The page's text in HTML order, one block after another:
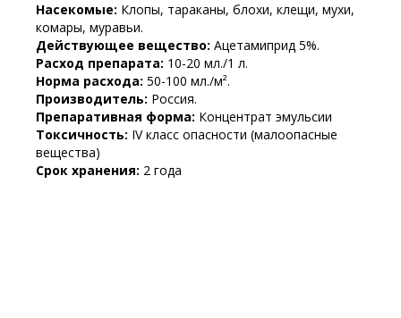
Насекомые: Клопы, тараканы, блохи, клещи, мухи,
комары, муравьи.
Действующее вещество: Ацетамиприд 5%.
Расход препарата: 10-20 мл./1 л.
Норма расхода: 50-100 мл./м².
Производитель: Россия.
Препаративная форма: Концентрат эмульсии
Токсичность: IV класс опасности (малоопасные
вещества)
Срок хранения: 2 года